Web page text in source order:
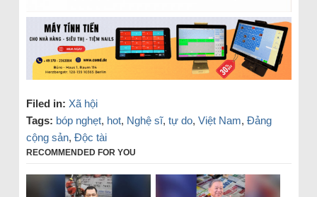
Filed in: Xã hội
Tags: bóp nghẹt, hot, Nghệ sĩ, tự do, Việt Nam, Đảng
cộng sản, Độc tài
RECOMMENDED FOR YOU